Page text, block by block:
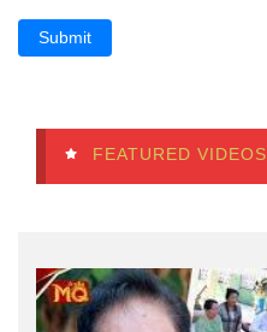
Submit
FEATURED VIDEOS